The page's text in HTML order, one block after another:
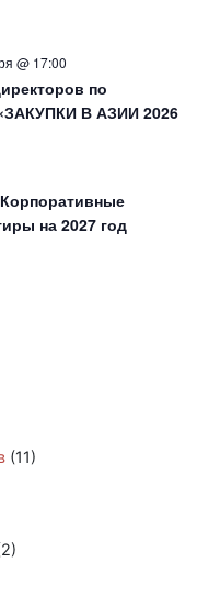
@ 17:00
по
В АЗИИ 2026
на 2027 год
(11)